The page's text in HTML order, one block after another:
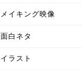
メイキング映像
面白ネタ
イラスト